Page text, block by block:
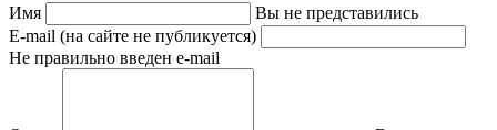
Имя
Вы не представились
E-mail (на сайте не публикуется)
Не правильно введен e-mail